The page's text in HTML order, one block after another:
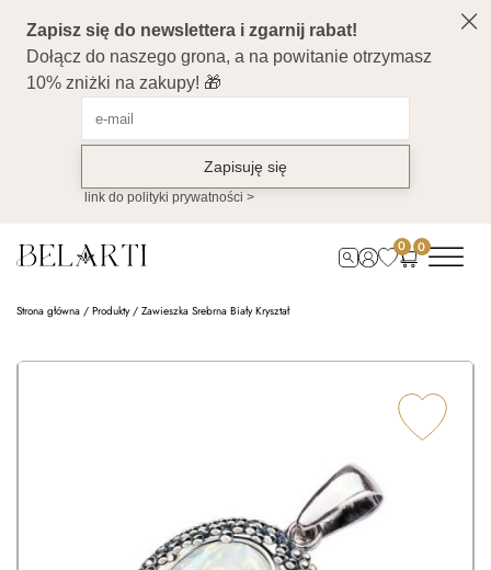
0 0
Strona główna / Produkty/ Zawieszka Srebrna Biały Kryształ